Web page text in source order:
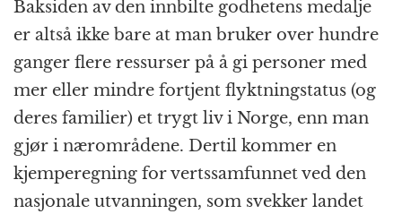
Baksiden av den innbilte godhetens medalje
er altså ikke bare at man bruker over hundre
ganger flere ressurser på å gi personer med
mer eller mindre fortjent flyktning­status (og
deres familier) et trygt liv i Norge, enn man
gjør i nærområdene. Dertil kommer en
kjempe­regning for verts­samfunnet ved den
nasjonale utvanningen, som svekker landet